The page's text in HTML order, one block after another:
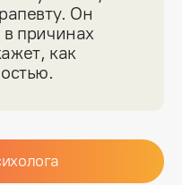
Он
причинах
как